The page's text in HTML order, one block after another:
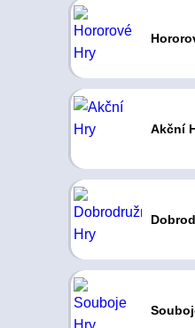
Akční